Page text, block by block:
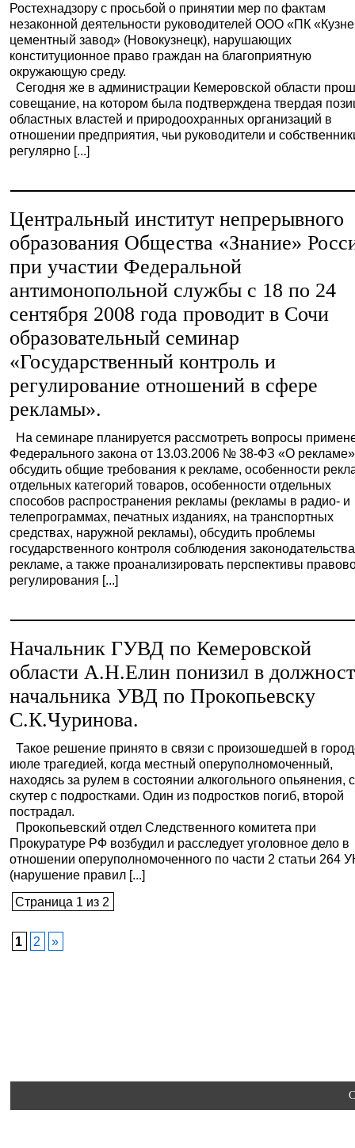
Ростехнадзору с просьбой о принятии мер по фактам
незаконной деятельности руководителей ООО «ПК
цементный завод» (Новокузнецк), нарушающих
конституционное право граждан на благоприятную
окружающую среду.
Сегодня же в администрации Кемеровской области
совещание, на котором была подтверждена твердая
областных властей и природоохранных организаций в
отношении предприятия, чьи руководители и
регулярно [...]
Центральный институт непрерывного
образования Общества «Знание»
при участии Федеральной
антимонопольной службы с 18 по 24
сентября 2008 года проводит в Сочи
образовательный семинар
«Государственный контроль и
регулирование отношений в сфере
рекламы».
На семинаре планируется рассмотреть вопросы
Федерального закона от 13.03.2006 № 38-ФЗ «О
обсудить общие требования к рекламе, особенности
отдельных категорий товаров, особенности отдельных
способов распространения рекламы (рекламы в радио- и
телепрограммах, печатных изданиях, на транспортных
средствах, наружной рекламы), обсудить проблемы
государственного контроля соблюдения
рекламе, а также проанализировать перспективы
регулирования [...]
Начальник ГУВД по Кемеровской
области А.Н.Елин понизил в
начальника УВД по Прокопьевску
С.К.Чуринова.
Такое решение принято в связи с произошедшей в
июле трагедией, когда местный оперуполномоченный,
находясь за рулем в состоянии алкогольного опьянения,
скутер с подростками. Один из подростков погиб, второй
пострадал.
Прокопьевский отдел Следственного комитета при
Прокуратуре РФ возбудил и расследует уголовное дело в
отношении оперуполномоченного по части 2 статьи 264
(нарушение правил [...]
Страница 1 из 2
1 2 »